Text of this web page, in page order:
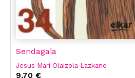
Sendagaia
Jesus Mari Olaizola Lazkano
9,70 €